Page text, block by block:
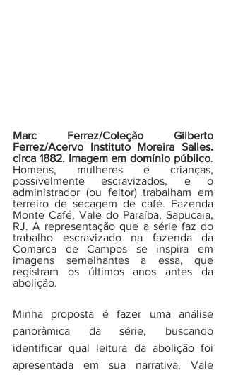
Marc Ferrez/Coleção Gilberto
Ferrez/Acervo Instituto Moreira Salles.
circa 1882. Imagem em domínio público.
Homens, mulheres e crianças,
possivelmente escravizados, e o
administrador (ou feitor) trabalham em
terreiro de secagem de café. Fazenda
Monte Café, Vale do Paraíba, Sapucaia,
RJ. A representação que a série faz do
trabalho escravizado na fazenda da
Comarca de Campos se inspira em
imagens semelhantes a essa, que
registram os últimos anos antes da
abolição.
Minha proposta é fazer uma análise
panorâmica da série, buscando
identificar qual leitura da abolição foi
apresentada em sua narrativa. Vale